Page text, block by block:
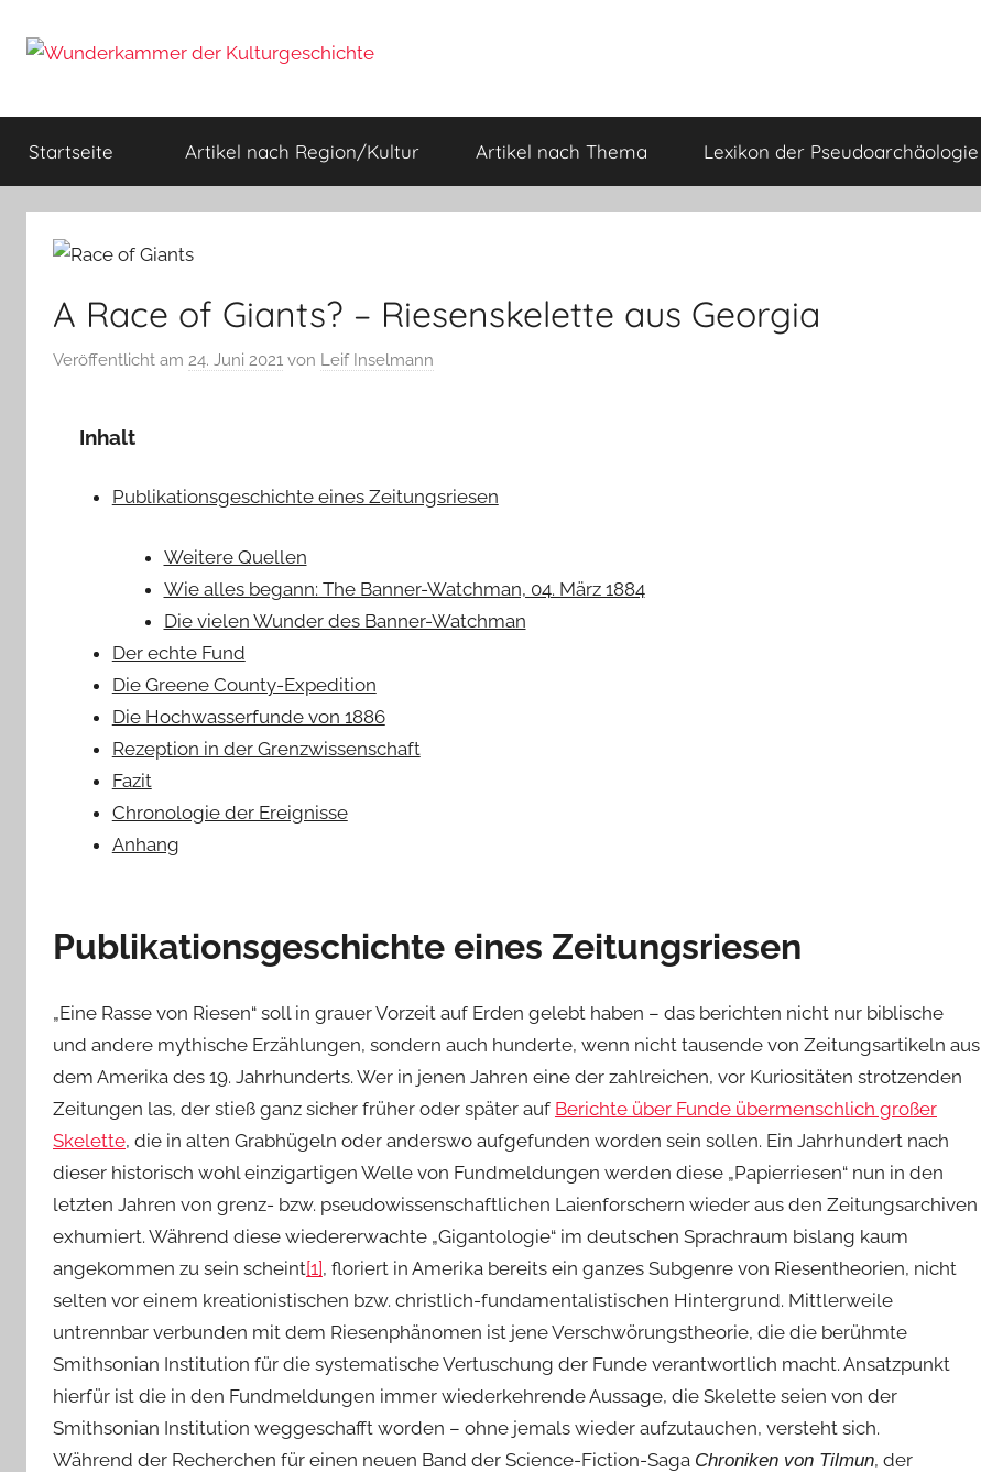
Inhalt
Wunderkammer
der
Kulturgeschichte
der
Geschichte
Startseite Artikel nach Region/Kultur Artikel nach Thema Lexikon der Pseudoarchäologie
A Race of Giants? – Riesenskelette aus Georgia
Veröffentlicht am 24. Juni 2021 von Leif Inselmann
Inhalt
Publikationsgeschichte eines Zeitungsriesen
Weitere Quellen
Wie alles begann: The Banner-Watchman, 04. März 1884
Die vielen Wunder des Banner-Watchman
Der echte Fund
Die Greene County-Expedition
Die Hochwasserfunde von 1886
Rezeption in der Grenzwissenschaft
Fazit
Chronologie der Ereignisse
Anhang
Publikationsgeschichte eines Zeitungsriesen
„Eine Rasse von Riesen“ soll in grauer Vorzeit auf Erden gelebt haben – das berichten nicht nur biblische
und andere mythische Erzählungen, sondern auch hunderte, wenn nicht tausende von Zeitungsartikeln aus
dem Amerika des 19. Jahrhunderts. Wer in jenen Jahren eine der zahlreichen, vor Kuriositäten strotzenden
Zeitungen las, der stieß ganz sicher früher oder später auf Berichte über Funde übermenschlich großer
Skelette, die in alten Grabhügeln oder anderswo aufgefunden worden sein sollen. Ein Jahrhundert nach
dieser historisch wohl einzigartigen Welle von Fundmeldungen werden diese „Papierriesen“ nun in den
letzten Jahren von grenz- bzw. pseudowissenschaftlichen Laienforschern wieder aus den Zeitungsarchiven
exhumiert. Während diese wiedererwachte „Gigantologie“ im deutschen Sprachraum bislang kaum
angekommen zu sein scheint[1], floriert in Amerika bereits ein ganzes Subgenre von Riesentheorien, nicht
selten vor einem kreationistischen bzw. christlich-fundamentalistischen Hintergrund. Mittlerweile
untrennbar verbunden mit dem Riesenphänomen ist jene Verschwörungstheorie, die die berühmte
Smithsonian Institution für die systematische Vertuschung der Funde verantwortlich macht. Ansatzpunkt
hierfür ist die in den Fundmeldungen immer wiederkehrende Aussage, die Skelette seien von der
Smithsonian Institution weggeschafft worden – ohne jemals wieder aufzutauchen, versteht sich.
Während der Recherchen für einen neuen Band der Science-Fiction-Saga Chroniken von Tilmun, der